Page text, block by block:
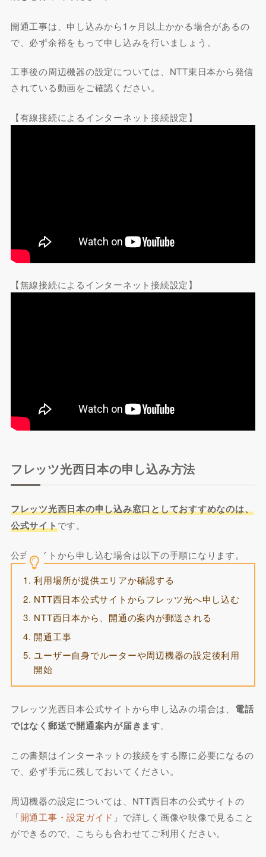
開通工事は、申し込みから1ヶ月以上かかる場合があるの
で、必ず余裕をもって申し込みを行いましょう。
工事後の周辺機器の設定については、NTT東日本から発信
されている動画をご確認ください。
【有線接続によるインターネット接続設定】
【無線接続によるインターネット接続設定】
フレッツ光西日本の申し込み方法
フレッツ光西日本の申し込み窓口としておすすめなのは、
公式サイトです。
公式サイトから申し込む場合は以下の手順になります。
利用場所が提供エリアか確認する
NTT西日本公式サイトからフレッツ光へ申し込む
NTT西日本から、開通の案内が郵送される
開通工事
ユーザー自身でルーターや周辺機器の設定後利用
開始
フレッツ光西日本公式サイトから申し込みの場合は、 電話
ではなく郵送で開通案内が届きます。
この書類はインターネットの接続をする際に必要になるの
で、必ず手元に残しておいてください。
周辺機器の設定については、NTT西日本の公式サイトの
「開通工事・設定ガイド 」で詳しく画像や映像で見ること
ができるので、こちらも合わせてご利用ください。